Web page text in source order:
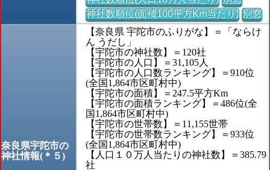
神社数順位(面積100平方Km当たり) 別窓
奈良県宇陀市の
神社情報(＊５)
【奈良県 宇陀市のふりがな】＝「ならけ
ん うだし」
【宇陀市の神社数】＝120社
【宇陀市の人口】＝31,105人
【宇陀市の人口数ランキング】＝910位
(全国1,864市区町村中)
【宇陀市の面積】＝247.5平方Km
【宇陀市の面積ランキング】＝486位(全
国1,864市区町村中)
【宇陀市の世帯数】＝11,155世帯
【宇陀市の世帯数ランキング】＝933位
(全国1,864市区町村中)
【人口１０万人当たりの神社数】＝385.79
社